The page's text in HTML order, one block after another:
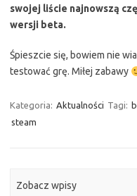
swojej liście najnowszą
wersji beta.
Śpieszcie się, bowiem nie
testować grę. Miłej zabawy
Kategoria: Aktualności Tagi:
steam
Zobacz wpisy